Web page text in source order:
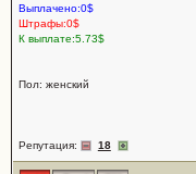
Выплачено:0$
Штрафы:0$
К выплате:5.73$
Пол: женский
Репутация: 18